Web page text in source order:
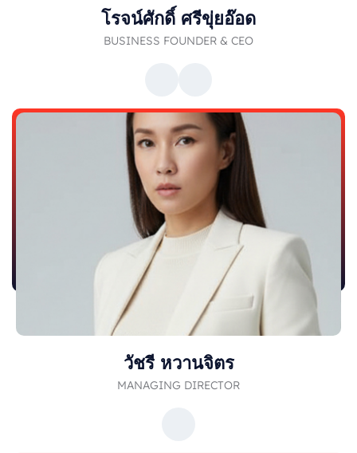
โรจน์ศักดิ์ ศรีขุ่ยอ๊อด
BUSINESS FOUNDER & CEO
วัชรี หวานจิตร
MANAGING DIRECTOR